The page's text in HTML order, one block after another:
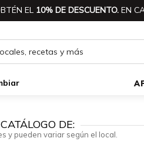
EL 10% DE DESCUENTO. EN
DE:
y pueden variar según el local.